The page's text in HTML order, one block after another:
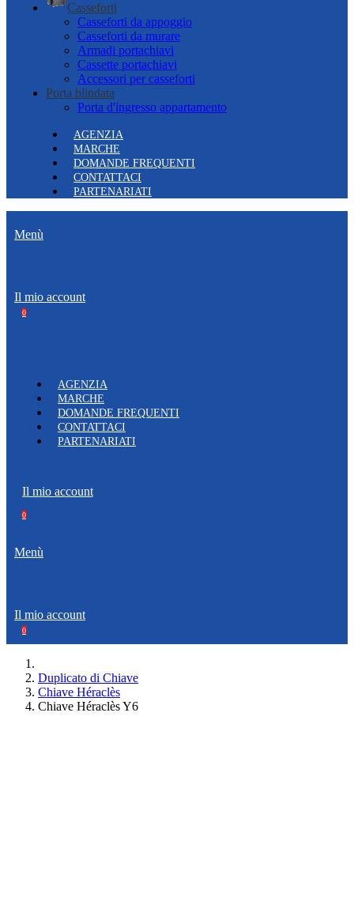
Casseforti
Casseforti da appoggio
Casseforti da murare
Armadi portachiavi
Cassette portachiavi
Accessori per casseforti
Porta blindata
Porta d'ingresso appartamento
AGENZIA
MARCHE
DOMANDE FREQUENTI
CONTATTACI
PARTENARIATI
Menù
Il mio account
0
AGENZIA
MARCHE
DOMANDE FREQUENTI
CONTATTACI
PARTENARIATI
Il mio account
0
Menù
Il mio account
0
Duplicato di Chiave
Chiave Héraclès
Chiave Héraclès Y6